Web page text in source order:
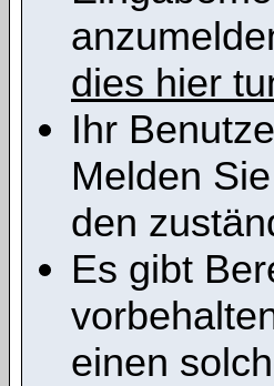
dies hier
Ihr
Melden
den
Es gibt
einen